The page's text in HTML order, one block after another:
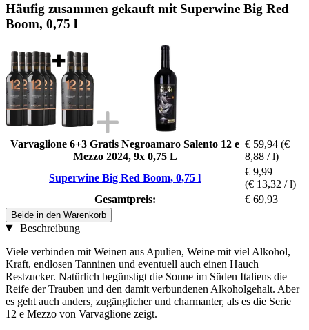
Häufig zusammen gekauft mit Superwine Big Red
Boom, 0,75 l
Varvaglione 6+3 Gratis Negroamaro Salento 12 e
Mezzo 2024, 9x 0,75 L
€ 59,94 (€
8,88 / l)
Superwine Big Red Boom, 0,75 l
€ 9,99
(€ 13,32 / l)
Gesamtpreis:
€ 69,93
Beide in den Warenkorb
Beschreibung
Viele verbinden mit Weinen aus Apulien, Weine mit viel Alkohol,
Kraft, endlosen Tanninen und eventuell auch einen Hauch
Restzucker. Natürlich begünstigt die Sonne im Süden Italiens die
Reife der Trauben und den damit verbundenen Alkoholgehalt. Aber
es geht auch anders, zugänglicher und charmanter, als es die Serie
12 e Mezzo von Varvaglione zeigt.